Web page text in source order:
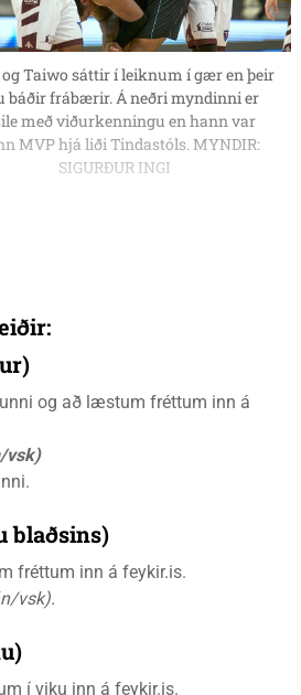
og Taiwo sáttir í leiknum í gær en þeir
báðir frábærir. Á neðri myndinni er
með viðurkenningu en hann var
MVP hjá liði Tindastóls. MYNDIR:
SIGURÐUR INGI
og að læstum fréttum inn á
vsk)
blaðsins)
fréttum inn á feykir.is.
vsk).
í viku inn á feykir.is.